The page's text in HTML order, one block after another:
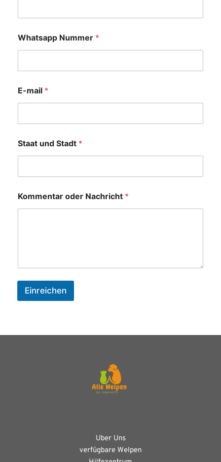
Whatsapp Nummer *
E-mail *
Staat und Stadt *
Kommentar oder Nachricht *
Einreichen
Uber Uns
verfügbare Welpen